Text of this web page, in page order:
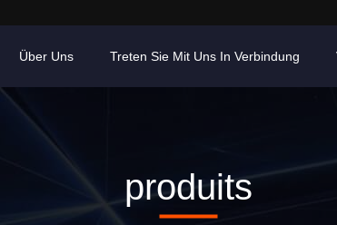
Über Uns Treten Sie Mit Uns In Verbindung
produits